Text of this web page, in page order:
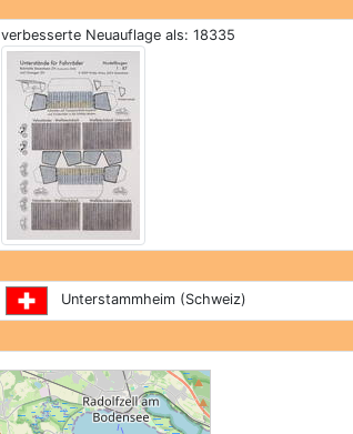
verbesserte Neuauflage als: 18335
Unterstammheim (Schweiz)